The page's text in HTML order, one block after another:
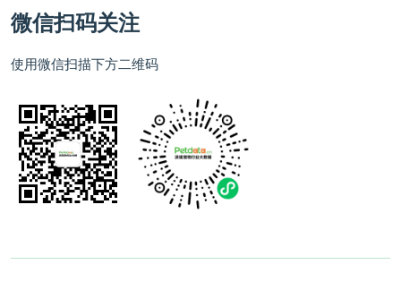
微信扫码关注
使用微信扫描下方二维码